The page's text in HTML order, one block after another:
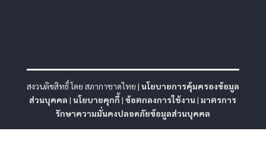
สงวนลิขสิทธิ์ โดย สภากาชาดไทย | นโยบายการคุ้มครองข้อมูล
ส่วนบุคคล |นโยบายคุกกี้ |ข้อตกลงการใช้งาน|มาตรการ
รักษาความมั่นคงปลอดภัยข้อมูลส่วนบุคคล